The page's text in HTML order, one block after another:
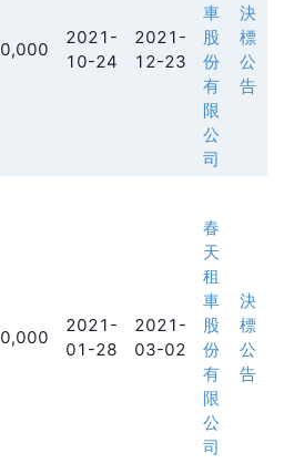
2021-
10-24
2021-
12-23
車
股
份
有
限
公
司
決
標
公
告
2021-
01-28
2021-
03-02
春
天
租
車
股
份
有
限
公
司
決
標
公
告